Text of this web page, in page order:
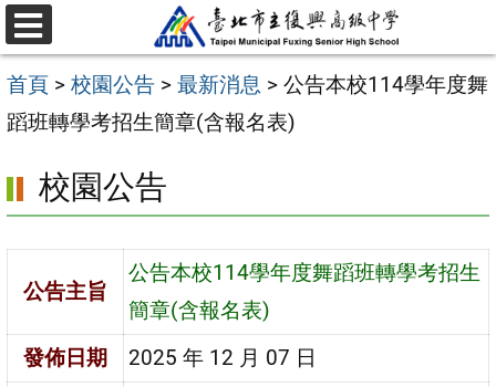
跳
至
主
要
容
區
選
單
首頁 > 校園公告 > 最新消息 > 公告本校114學年度舞
蹈班轉學考招生簡章(含報名表)
校園公告
公告主旨
公告本校114學年度舞蹈班轉學考招生
簡章(含報名表)
發佈日期
2025 年 12 月 07 日